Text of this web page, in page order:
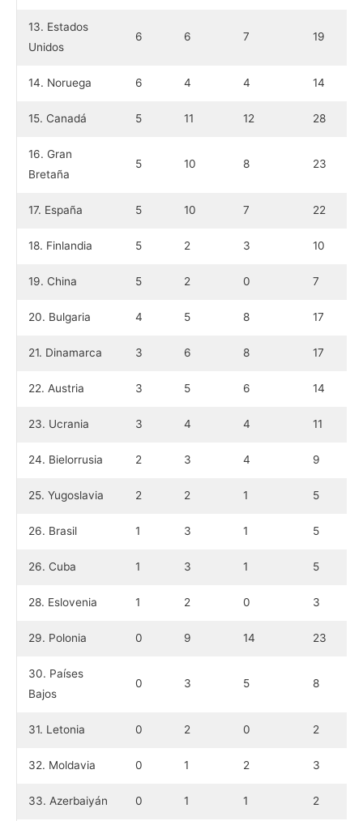
13. Estados
Unidos
6 6 7 19
14. Noruega 6 4 4 14
15. Canadá 5 11 12 28
16. Gran
Bretaña
5 10 8 23
17. España 5 10 7 22
18. Finlandia 5 2 3 10
19. China 5 2 0 7
20. Bulgaria 4 5 8 17
21. Dinamarca 3 6 8 17
22. Austria 3 5 6 14
23. Ucrania 3 4 4 11
24. Bielorrusia 2 3 4 9
25. Yugoslavia 2 2 1 5
26. Brasil 1 3 1 5
26. Cuba 1 3 1 5
28. Eslovenia 1 2 0 3
29. Polonia 0 9 14 23
30. Países
Bajos
0 3 5 8
31. Letonia 0 2 0 2
32. Moldavia 0 1 2 3
33. Azerbaiyán 0 1 1 2